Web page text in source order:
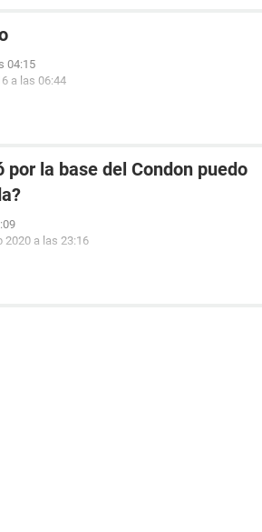
04:15
a las 06:44
por la base del Condon puedo
2020 a las 23:16